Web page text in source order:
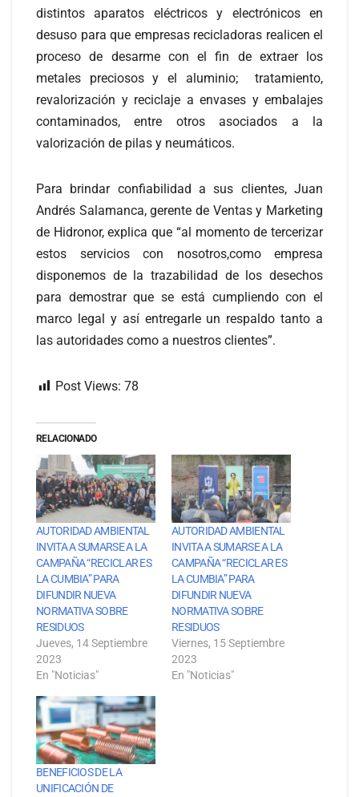
distintos aparatos eléctricos y electrónicos en
desuso para que empresas recicladoras realicen el
proceso de desarme con el fin de extraer los
metales preciosos y el aluminio; tratamiento,
revalorización y reciclaje a envases y embalajes
contaminados, entre otros asociados a la
valorización de pilas y neumáticos.
Para brindar confiabilidad a sus clientes, Juan
Andrés Salamanca, gerente de Ventas y Marketing
de Hidronor, explica que “al momento de tercerizar
estos servicios con nosotros,como empresa
disponemos de la trazabilidad de los desechos
para demostrar que se está cumpliendo con el
marco legal y así entregarle un respaldo tanto a
las autoridades como a nuestros clientes”.
Post Views: 78
RELACIONADO
AUTORIDAD AMBIENTAL
INVITA A SUMARSE A LA
CAMPAÑA “RECICLAR ES
LA CUMBIA” PARA
DIFUNDIR NUEVA
NORMATIVA SOBRE
RESIDUOS
Jueves, 14 Septiembre
2023
En "Noticias"
AUTORIDAD AMBIENTAL
INVITA A SUMARSE A LA
CAMPAÑA “RECICLAR ES
LA CUMBIA” PARA
DIFUNDIR NUEVA
NORMATIVA SOBRE
RESIDUOS
Viernes, 15 Septiembre
2023
En "Noticias"
BENEFICIOS DE LA
UNIFICACIÓN DE